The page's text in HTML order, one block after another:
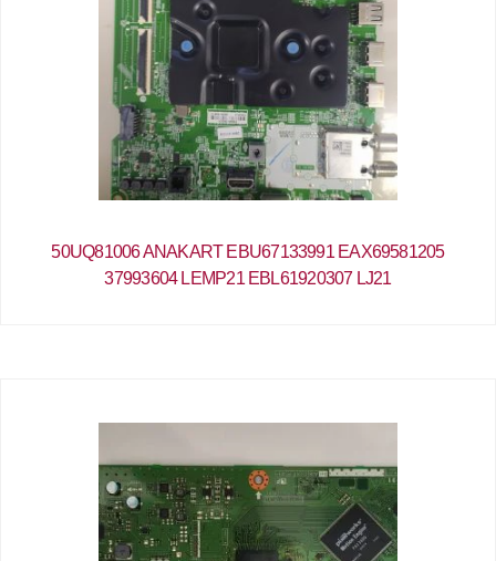
50UQ81006 ANAKART EBU67133991 EAX69581205
37993604 LEMP21 EBL61920307 LJ21